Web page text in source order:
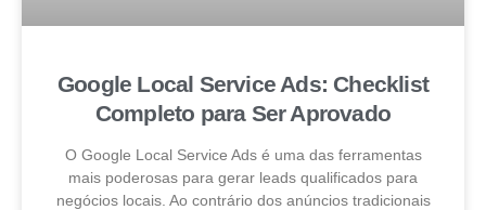
Google Local Service Ads: Checklist
Completo para Ser Aprovado
O Google Local Service Ads é uma das ferramentas
mais poderosas para gerar leads qualificados para
negócios locais. Ao contrário dos anúncios tradicionais